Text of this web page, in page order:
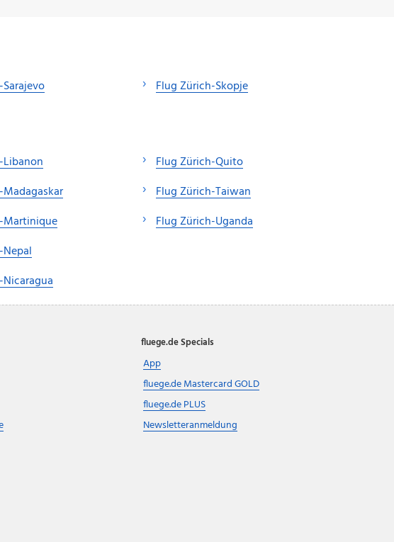
Flug Zürich-Skopje
Martinique
Flug Zürich-Quito
Flug Zürich-Taiwan
Flug Zürich-Uganda